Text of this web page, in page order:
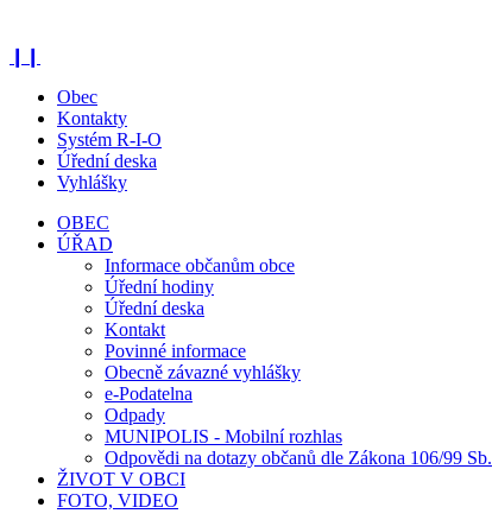
Obec
Kontakty
Systém R-I-O
Úřední deska
Vyhlášky
OBEC
ÚŘAD
Informace občanům obce
Úřední hodiny
Úřední deska
Kontakt
Povinné informace
Obecně závazné vyhlášky
e-Podatelna
Odpady
MUNIPOLIS - Mobilní rozhlas
Odpovědi na dotazy občanů dle Zákona 106/99 Sb.
ŽIVOT V OBCI
FOTO, VIDEO